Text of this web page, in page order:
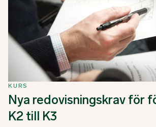
KURS
Nya redovisningskrav för
K2 till K3